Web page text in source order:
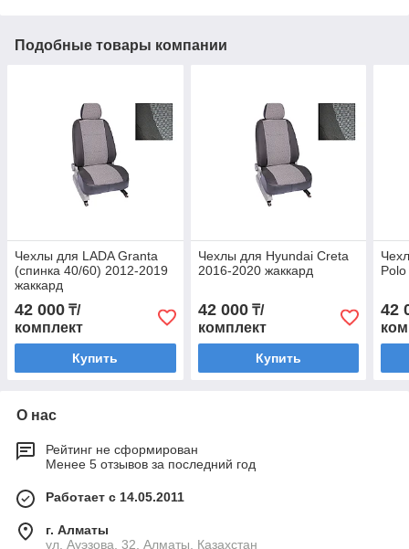
Подобные товары компании
Чехлы для LADA Granta
(спинка 40/60) 2012-2019
жаккард
42 000 ₸/
комплект
Купить
Чехлы для Hyundai Creta
2016-2020 жаккард
42 000₸/
комплект
Купить
42
О нас
Рейтинг не сформирован
Менее 5 отзывов за последний год
Работает с 14.05.2011
г. Алматы
ул. Ауэзова, 32, Алматы, Казахстан